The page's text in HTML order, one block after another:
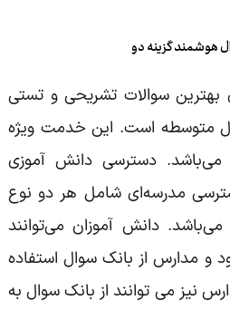
هوشمند گزینه دو
بهترین سوالات تشریحی و تستی
متوسطه است. این خدمت ویژه
دسترسی دانش آموزی
مدرسه‌ای شامل هر دو نوع
دانش آموزان می‌توانند
مدارس از بانک سوال استفاده
نیز می توانند از بانک سوال به